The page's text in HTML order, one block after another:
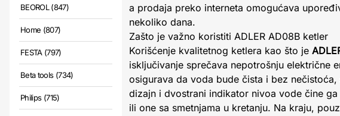
BEOROL (847)
Home (807)
FESTA (797)
Beta tools (734)
Philips (715)
a prodaja preko interneta omogućava
nekoliko dana.
Zašto je važno koristiti ADLER AD08B ketler
Korišćenje kvalitetnog ketlera kao što je
isključivanje sprečava nepotrošnju električne
osigurava da voda bude čista i bez
dizajn i dvostrani indikator nivoa vode čine
ili one sa smetnjama u kretanju. Na kraju,